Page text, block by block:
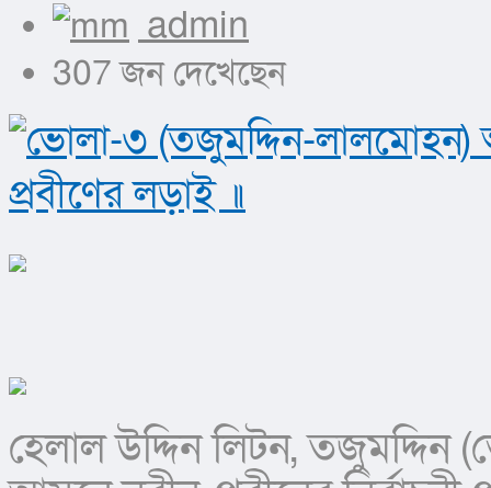
admin
307 জন দেখেছেন
হেলাল উদ্দিন লিটন,